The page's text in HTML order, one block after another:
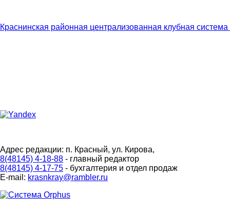
Краснинская районная централизованная клубная
Адрес редакции: п. Красный, ул. Кирова,
8(48145) 4-18-88 - главный редактор
8(48145) 4-17-75 - бухгалтерия и отдел продаж
E-mail: krasnkray@rambler.ru